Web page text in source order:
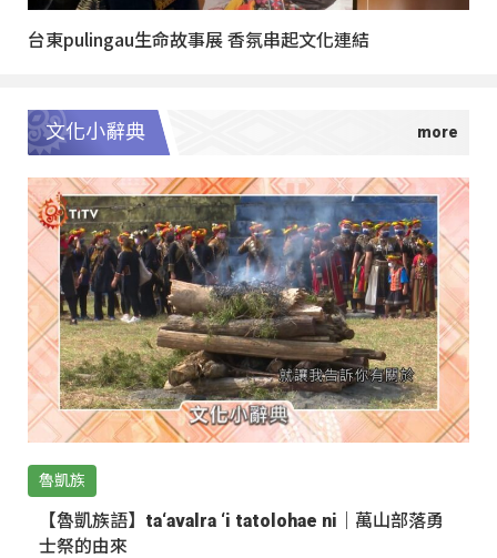
台東pulingau生命故事展 香氛串起文化連結
文化小辭典
魯凱族
【魯凱族語】ta‘avalra ‘i tatolohae ni｜萬山部落勇
士祭的由來